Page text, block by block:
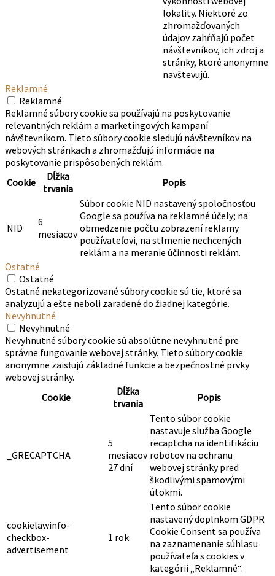
lokality. Niektoré zo
zhromažďovaných
údajov zahŕňajú počet
návštevníkov, ich zdroj a
stránky, ktoré anonymne
navštevujú.
Reklamné
Reklamné
Reklamné súbory cookie sa používajú na poskytovanie
relevantných reklám a marketingových kampaní
návštevníkom. Tieto súbory cookie sledujú návštevníkov na
webových stránkach a zhromažďujú informácie na
poskytovanie prispôsobených reklám.
Cookie
Dĺžka
trvania
Popis
NID
6
mesiacov
Súbor cookie NID nastavený spoločnosťou
Google sa používa na reklamné účely; na
obmedzenie počtu zobrazení reklamy
používateľovi, na stlmenie nechcených
reklám a na meranie účinnosti reklám.
Ostatné
Ostatné
Ostatné nekategorizované súbory cookie sú tie, ktoré sa
analyzujú a ešte neboli zaradené do žiadnej kategórie.
Nevyhnutné
Nevyhnutné
Nevyhnutné súbory cookie sú absolútne nevyhnutné pre
správne fungovanie webovej stránky. Tieto súbory cookie
anonymne zaisťujú základné funkcie a bezpečnostné prvky
webovej stránky.
Cookie
Dĺžka
trvania
Popis
_GRECAPTCHA
5
mesiacov
27 dní
Tento súbor cookie
nastavuje služba Google
recaptcha na identifikáciu
robotov na ochranu
webovej stránky pred
škodlivými spamovými
útokmi.
cookielawinfo-
checkbox-
advertisement
1 rok
Tento súbor cookie
nastavený doplnkom GDPR
Cookie Consent sa používa
na zaznamenanie súhlasu
používateľa s cookies v
kategórii „Reklamné“.